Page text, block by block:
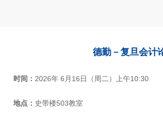
德勤－复旦会计
时间： 2026年 6月16日（周二）上午10:30
地点： 史带楼503教室